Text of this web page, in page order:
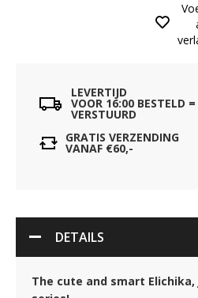
LEVERTIJD
VOOR 16:00 BESTELD
VERSTUURD
GRATIS VERZENDING
VANAF €60,-
DETAILS
The cute and smart